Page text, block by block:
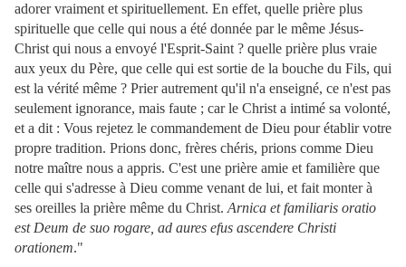
adorer vraiment et spirituellement. En effet, quelle prière plus
spirituelle que celle qui nous a été donnée par le même Jésus-
Christ qui nous a envoyé l'Esprit-Saint ? quelle prière plus vraie
aux yeux du Père, que celle qui est sortie de la bouche du Fils, qui
est la vérité même ? Prier autrement qu'il n'a enseigné, ce n'est pas
seulement ignorance, mais faute ; car le Christ a intimé sa volonté,
et a dit : Vous rejetez le commandement de Dieu pour établir votre
propre tradition. Prions donc, frères chéris, prions comme Dieu
notre maître nous a appris. C'est une prière amie et familière que
celle qui s'adresse à Dieu comme venant de lui, et fait monter à
ses oreilles la prière même du Christ. Arnica et familiaris oratio
est Deum de suo rogare, ad aures efus ascendere Christi
orationem."